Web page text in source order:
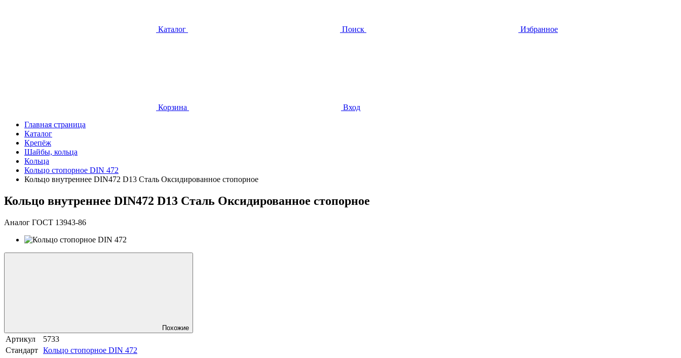
Каталог Поиск Избранное
Корзина
Вход
Главная страница
Каталог
Крепёж
Шайбы, кольца
Кольца
Кольцо стопорное DIN 472
Кольцо внутреннее DIN472 D13 Сталь Оксидированное стопорное
Кольцо внутреннее DIN472 D13 Сталь Оксидированное стопорное
Аналог ГОСТ 13943-86
Похожие
Артикул
5733
Стандарт Кольцо стопорное DIN 472